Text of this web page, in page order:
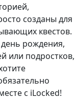
созданы для
квестов.
рождения,
или подростков,
с iLocked!